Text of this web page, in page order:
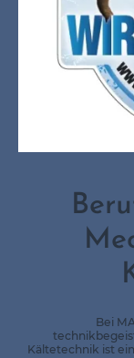
Bei
Kältetechnik ist